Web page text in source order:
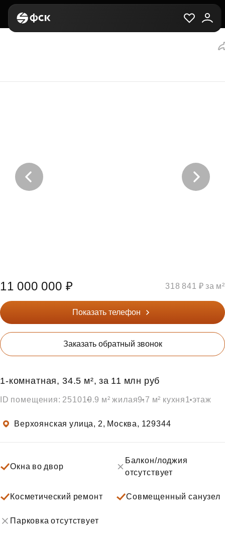
1-комнатная, 34.5
11 000 000 ₽ 318 841 ₽ за м²
Показать телефон
Заказать обратный звонок
1‑комнатная, 34.5 м², за 11 млн руб
ID помещения: 251019.9 м² жилая9.7 м² кухня1 этаж
Верхоянская улица, 2, Москва, 129344
Окна во двор
Балкон/лоджия
отсутствует
Косметический ремонт Совмещенный санузел
Парковка отсутствует